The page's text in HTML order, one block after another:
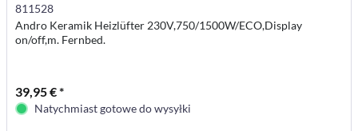
811528
Andro Keramik Heizlüfter 230V,750/1500W/ECO,Display
on/off,m. Fernbed.
39,95 € *
Natychmiast gotowe do wysyłki